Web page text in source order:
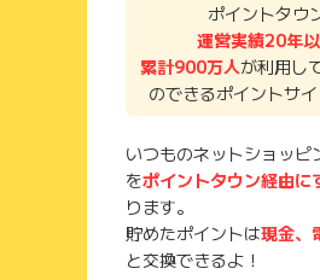
ポイントタウ
運営実績20年
累計900万人が利用し
のできるポイントサイ
いつものネットショッピ
をポイントタウン経由に
ります。
貯めたポイントは現金、
と交換できるよ！